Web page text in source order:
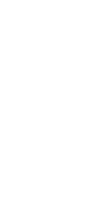
مالك القرظي,
لا تدخلها
فيما
متقلديهما, حتى
غشيتهم
وغير ذلك
خرج معهما من